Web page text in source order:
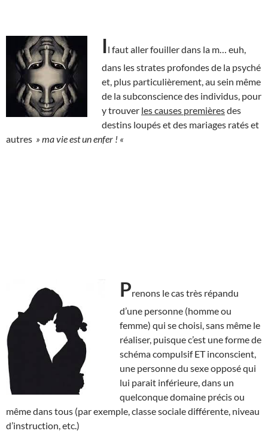
Il faut aller fouiller dans la m… euh,
dans les strates profondes de la psyché
et, plus particulièrement, au sein même
de la subconscience des individus, pour
y trouver les causes premièresdes
destins loupés et des mariages ratés et
autres » ma vie est un enfer ! «
Prenons le cas très répandu
d’une personne (homme ou
femme) qui se choisi, sans même le
réaliser, puisque c’est une forme de
schéma compulsif ET inconscient,
une personne du sexe opposé qui
lui parait inférieure, dans un
quelconque domaine précis ou
même dans tous (par exemple, classe sociale différente, niveau
d’instruction, etc.)